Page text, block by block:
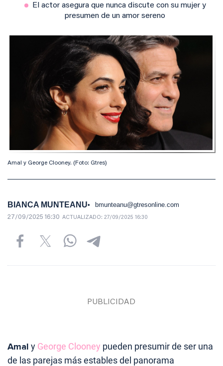
El actor asegura que nunca discute con su mujer y
presumen de un amor sereno
Amal y George Clooney. (Foto: Gtres)
BIANCA MUNTEANU bmunteanu@gtresonline.com
27/09/2025 16:30 ACTUALIZADO: 27/09/2025 16:30
Amal y George Clooney pueden presumir de ser una
de las parejas más estables del panorama